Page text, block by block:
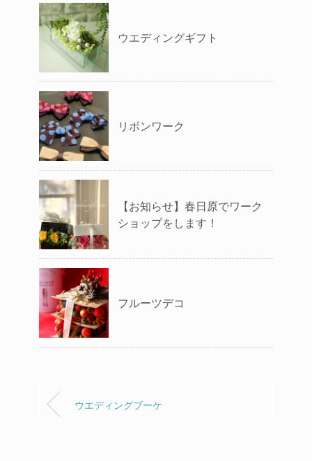
ウエディングギフト
リボンワーク
【お知らせ】春日原でワーク
ショップをします！
フルーツデコ
ウエディングブーケ